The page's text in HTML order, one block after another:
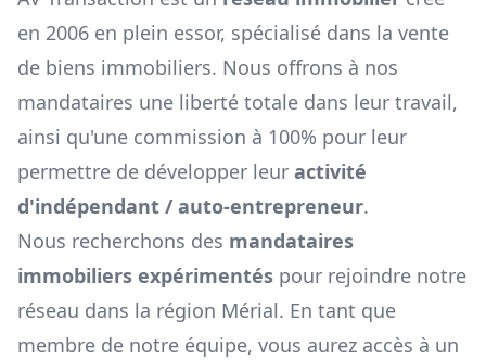
en 2006 en plein essor, spécialisé dans la vente
de biens immobiliers. Nous offrons à nos
mandataires une liberté totale dans leur travail,
ainsi qu'une commission à 100% pour leur
permettre de développer leur activité
d'indépendant / auto-entrepreneur.
Nous recherchons des mandataires
immobiliers expérimentés pour rejoindre notre
réseau dans la région Mérial. En tant que
membre de notre équipe, vous aurez accès à un